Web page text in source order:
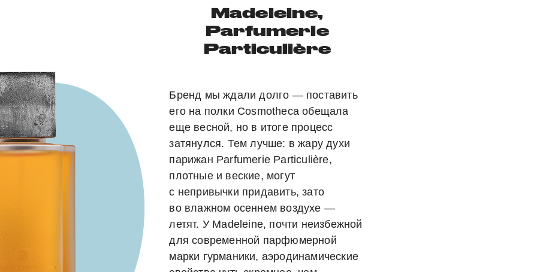
Madeleine,
Parfumerie
Particulière
Бренд мы ждали долго — поставить
его на полки Cosmotheca обещала
еще весной, но в итоге процесс
затянулся. Тем лучше: в жару духи
парижан Parfumerie Particulière,
плотные и веские, могут
с непривычки придавить, зато
во влажном осеннем воздухе —
летят. У Madeleine, почти неизбежной
для современной парфюмерной
марки гурманики, аэродинамические